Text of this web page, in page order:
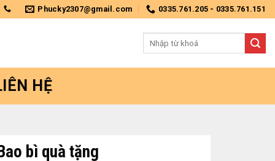
Phucky2307@gmail.com 0335.761.205 - 0335.761.151
kiếm:
HỆ
bì quà tặng